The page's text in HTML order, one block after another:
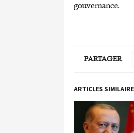
gouvernance.
PARTAGER
ARTICLES